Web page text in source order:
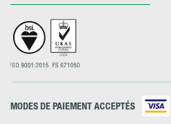
MODES DE PAIEMENT ACCEPTÉS